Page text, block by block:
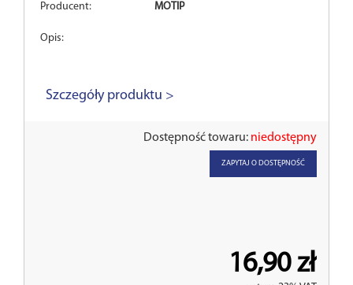
Producent: MOTIP
Opis:
Szczegóły produktu >
Dostępność towaru: niedostępny
ZAPYTAJ O DOSTĘPNOŚĆ
16,90 zł